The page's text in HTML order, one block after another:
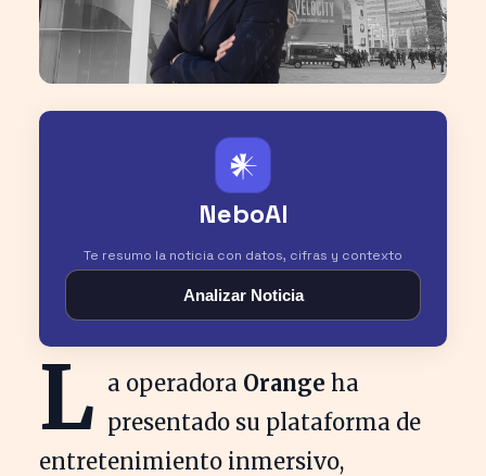
𒀭
NeboAI
Te resumo la noticia con datos, cifras y contexto
Analizar Noticia
L a operadora Orange ha
presentado su plataforma de
entretenimiento inmersivo,